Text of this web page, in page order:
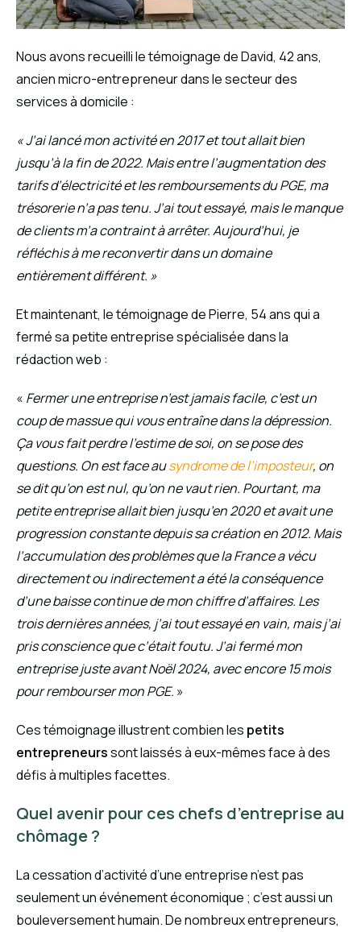
Nous avons recueilli le témoignage de David, 42 ans,
ancien micro-entrepreneur dans le secteur des
services à domicile :
« J’ai lancé mon activité en 2017 et tout allait bien
jusqu’à la fin de 2022. Mais entre l’augmentation des
tarifs d’électricité et les remboursements du PGE, ma
trésorerie n’a pas tenu. J’ai tout essayé, mais le manque
de clients m’a contraint à arrêter. Aujourd’hui, je
réfléchis à me reconvertir dans un domaine
entièrement différent. »
Et maintenant, le témoignage de Pierre, 54 ans qui a
fermé sa petite entreprise spécialisée dans la
rédaction web :
« Fermer une entreprise n’est jamais facile, c’est un
coup de massue qui vous entraîne dans la dépression.
Ça vous fait perdre l’estime de soi, on se pose des
questions. On est face ausyndrome de l’imposteur, on
se dit qu’on est nul, qu’on ne vaut rien. Pourtant, ma
petite entreprise allait bien jusqu’en 2020 et avait une
progression constante depuis sa création en 2012. Mais
l’accumulation des problèmes que la France a vécu
directement ou indirectement a été la conséquence
d’une baisse continue de mon chiffre d’affaires. Les
trois dernières années, j’ai tout essayé en vain, mais j’ai
pris conscience que c’était foutu. J’ai fermé mon
entreprise juste avant Noël 2024, avec encore 15 mois
pour rembourser mon PGE. »
Ces témoignage illustrent combien les petits
entrepreneurssont laissés à eux-mêmes face à des
défis à multiples facettes.
Quel avenir pour ces chefs d’entreprise au
chômage ?
La cessation d’activité d’une entreprise n’est pas
seulement un événement économique ; c’est aussi un
bouleversement humain. De nombreux entrepreneurs,